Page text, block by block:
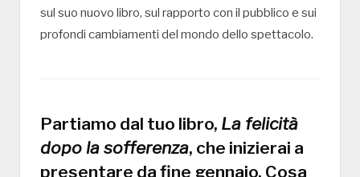
sul suo nuovo libro, sul rapporto con il pubblico e sui
profondi cambiamenti del mondo dello spettacolo.
Partiamo dal tuo libro, La felicità
dopo la sofferenza, che inizierai a
presentare da fine gennaio. Cosa